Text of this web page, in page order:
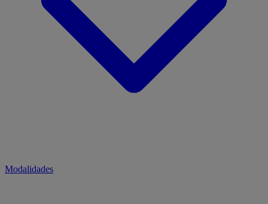
Modalidades